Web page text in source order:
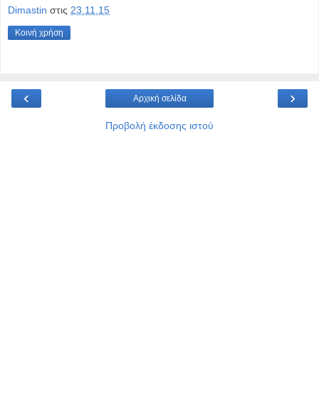
Dimastin στις 23.11.15
Κοινή χρήση
‹ ›
Αρχική σελίδα
Προβολή έκδοσης ιστού